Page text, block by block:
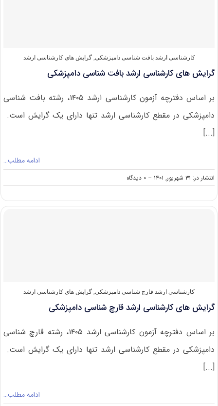
کارشناسی ارشد بافت‌ شناسی دامپزشکی,گرایش های کارشناسی ارشد
گرایش های کارشناسی ارشد بافت شناسی دامپزشکی
بر اساس دفترچه آزمون کارشناسی ارشد ۱۴۰۵، رشته بافت شناسی
دامپزشکی در مقطع کارشناسی ارشد تنها دارای یک گرایش است.
[...]
ادامه مطلب…
انتشار در: ۳۱ شهریور, ۱۴۰۱ -- ۰ دیدگاه
on
گرایش
کارشناسی
کارشناسی ارشد قارچ‌ شناسی دامپزشکی, گرایش های کارشناسی ارشد
گرایش های کارشناسی ارشد قارچ شناسی دامپزشکی
بر اساس دفترچه آزمون کارشناسی ارشد ۱۴۰۵، رشته قارچ شناسی
دامپزشکی در مقطع کارشناسی ارشد تنها دارای یک گرایش است.
[...]
ادامه مطلب…